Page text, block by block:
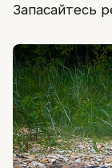
Запасайтесь